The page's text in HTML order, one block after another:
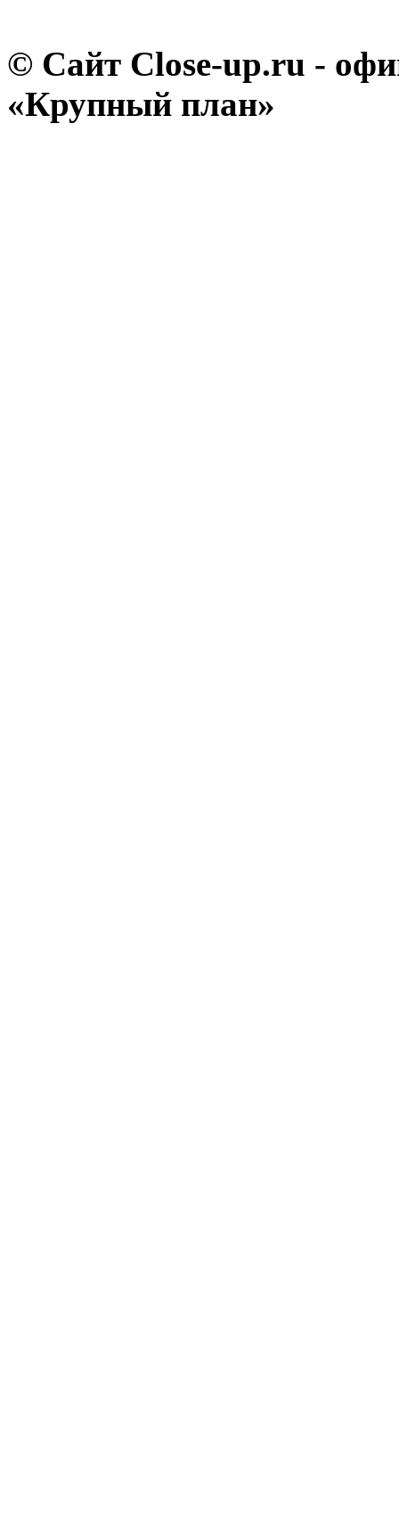
© Сайт Close-up.ru -
«Крупный план»